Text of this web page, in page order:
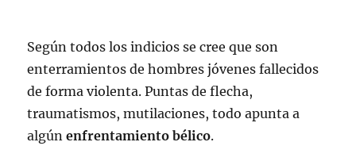
Según todos los indicios se cree que son
enterramientos de hombres jóvenes fallecidos
de forma violenta. Puntas de flecha,
traumatismos, mutilaciones, todo apunta a
algúnenfrentamiento bélico.